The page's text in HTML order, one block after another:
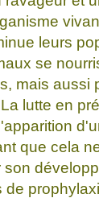
leurs
se
mais aussi
lutte en
que cela